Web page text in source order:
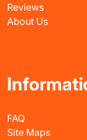
Reviews
About Us
FAQ
Site Maps